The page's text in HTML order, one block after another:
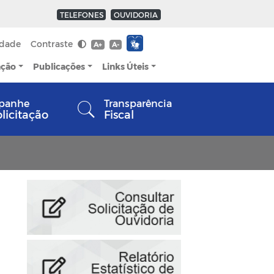
TELEFONES OUVIDORIA
Contraste A+ A-
Publicações Links Úteis
Transparência
Fiscal